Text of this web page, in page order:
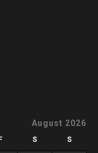
August 2026
F S S